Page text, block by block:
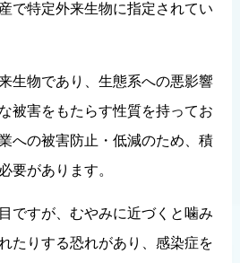
で特定外来生物に指定されてい
生物であり、生態系への悪影響
被害をもたらす性質を持ってお
への被害防止・低減のため、積
要があります。
ですが、むやみに近づくと噛み
たりする恐れがあり、感染症を